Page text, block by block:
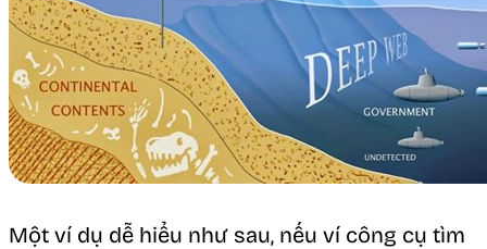
Một ví dụ dễ hiểu như sau, nếu ví công cụ tìm